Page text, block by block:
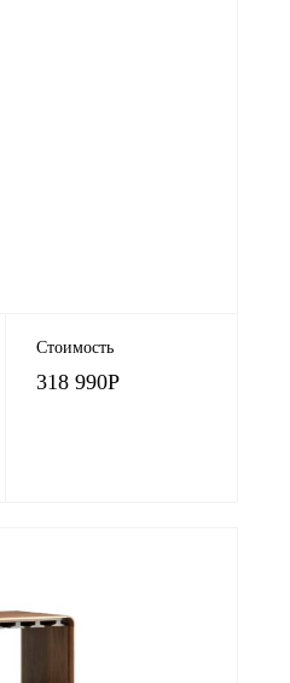
Стоимость
318 990Р